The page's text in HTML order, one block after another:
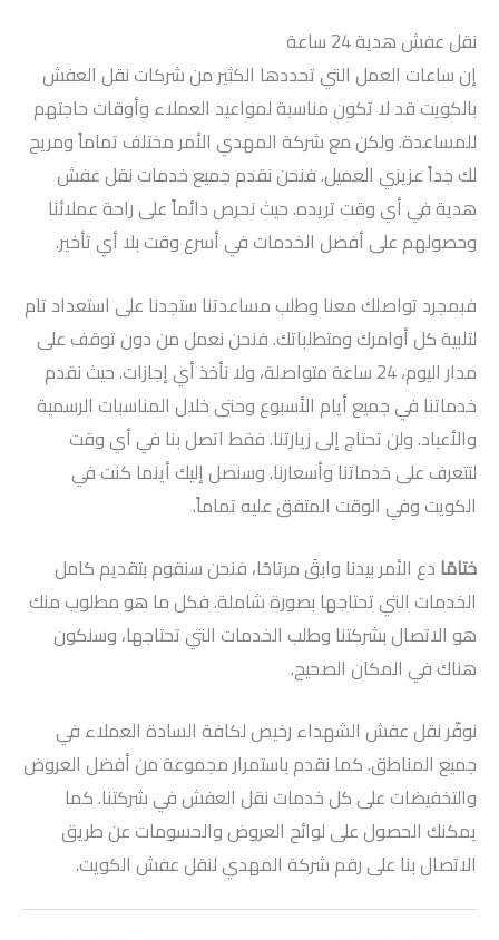
نقل عفش هدية 24 ساعة
إن ساعات العمل التي تحددها الكثير من شركات نقل العفش
بالكويت قد لا تكون مناسبة لمواعيد العملاء وأوقات حاجتهم
للمساعدة. ولكن مع شركة المهدي الأمر مختلف تماماً ومريح
لك جداً عزيزي العميل. فنحن نقدم جميع خدمات نقل عفش
هدية في أي وقت تريده. حيث نحرص دائماً على راحة عملائنا
وحصولهم على أفضل الخدمات في أسرع وقت بلا أي تأخير.
فبمجرد تواصلك معنا وطلب مساعدتنا ستجدنا على استعداد تام
لتلبية كل أوامرك ومتطلباتك. فنحن نعمل من دون توقف على
مدار اليوم، 24 ساعة متواصلة، ولا نأخذ أي إجازات. حيث نقدم
خدماتنا في جميع أيام الأسبوع وحتى خلال المناسبات الرسمية
والأعياد. ولن تحتاج إلى زيارتنا. فقط اتصل بنا في أي وقت
لتتعرف على خدماتنا وأسعارنا. وسنصل إليك أينما كنت في
الكويت وفي الوقت المتفق عليه تماماً.
ختامًا دع الأمر بيدنا وابقَ مرتاحًا، فنحن سنقوم بتقديم كامل
الخدمات التي تحتاجها بصورة شاملة. فكل ما هو مطلوب منك
هو الاتصال بشركتنا وطلب الخدمات التي تحتاجها، وسنكون
هناك في المكان الصحيح.
نوفّر نقل عفش الشهداء رخيص لكافة السادة العملاء في
جميع المناطق. كما نقدم باستمرار مجموعة من أفضل العروض
والتخفيضات على كل خدمات نقل العفش في شركتنا. كما
يمكنك الحصول على لوائح العروض والحسومات عن طريق
الاتصال بنا على رقم شركة المهدي لنقل عفش الكويت.